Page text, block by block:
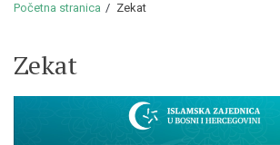
Početna stranica Zekat
Zekat